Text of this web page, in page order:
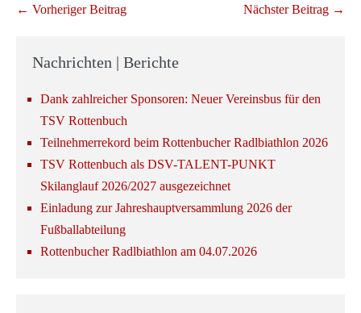
Beitragsnavigation
← Vorheriger Beitrag Nächster Beitrag →
Nachrichten | Berichte
Dank zahlreicher Sponsoren: Neuer Vereinsbus für den
TSV Rottenbuch
Teilnehmerrekord beim Rottenbucher Radlbiathlon 2026
TSV Rottenbuch als DSV-TALENT-PUNKT
Skilanglauf 2026/2027 ausgezeichnet
Einladung zur Jahreshauptversammlung 2026 der
Fußballabteilung
Rottenbucher Radlbiathlon am 04.07.2026